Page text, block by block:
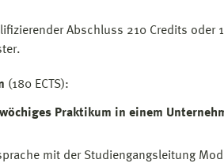
Abschluss 210 Credits oder
(180 ECTS):
Praktikum in einem
mit der Studiengangsleitung